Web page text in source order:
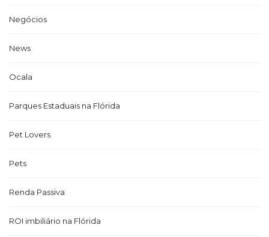
Negócios
News
Ocala
Parques Estaduais na Flórida
Pet Lovers
Pets
Renda Passiva
ROI imbiliário na Flórida